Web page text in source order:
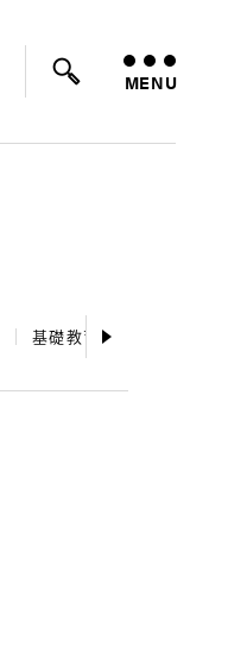
MENU
基礎教育センター